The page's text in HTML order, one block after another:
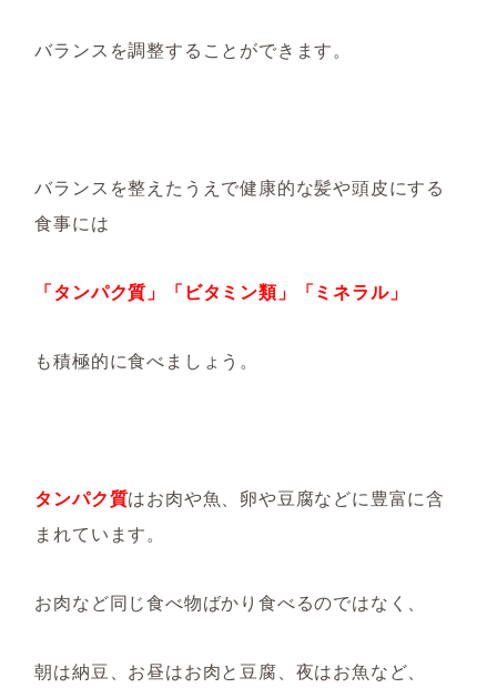
バランスを調整することができます。
バランスを整えたうえで健康的な髪や頭皮にする
食事には
「タンパク質」「ビタミン類」「ミネラル」
も積極的に食べましょう。
タンパク質はお肉や魚、卵や豆腐などに豊富に含
まれています。
お肉など同じ食べ物ばかり食べるのではなく、
朝は納豆、お昼はお肉と豆腐、夜はお魚など、